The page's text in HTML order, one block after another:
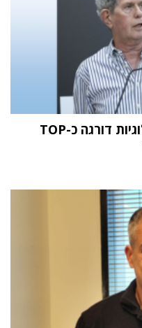
מחקר STKI השנתי: וואן טכנולוגיות דורגה כ-TOP